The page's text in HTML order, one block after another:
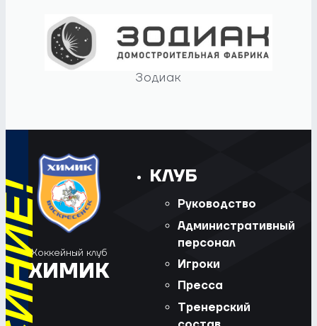
Зодиак
Хоккейный клуб
ХИМИК
КЛУБ
Руководство
Административный
персонал
Игроки
Пресса
Тренерский